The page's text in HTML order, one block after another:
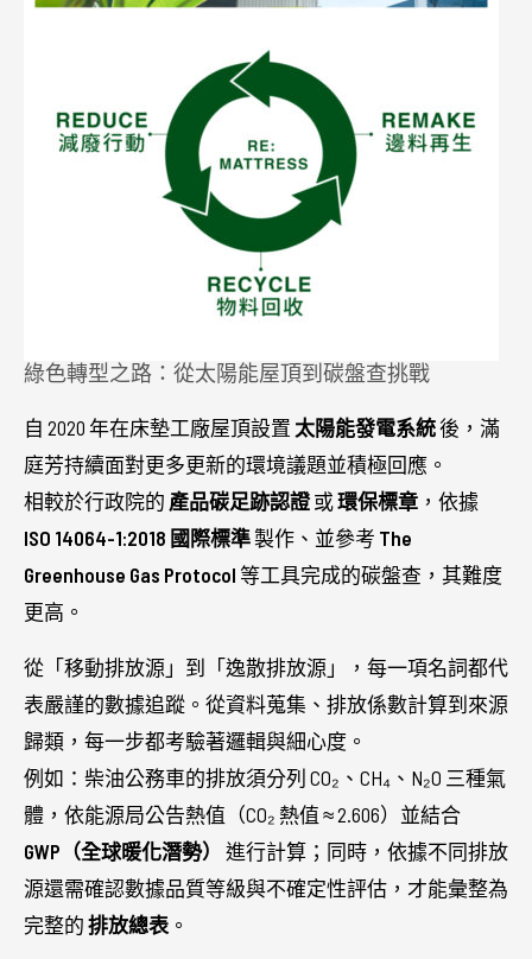
綠色轉型之路：從太陽能屋頂到碳盤查挑戰
自 2020 年在床墊工廠屋頂設置 太陽能發電系統後，滿
庭芳持續面對更多更新的環境議題並積極回應。
相較於行政院的 產品碳足跡認證或環保標章 ，依據
ISO 14064-1:2018 國際標準製作、並參考 The
Greenhouse Gas Protocol 等工具完成的碳盤查，其難度
更高。
從「移動排放源」到「逸散排放源」，每一項名詞都代
表嚴謹的數據追蹤。從資料蒐集、排放係數計算到來源
歸類，每一步都考驗著邏輯與細心度。
例如：柴油公務車的排放須分列 CO₂、CH₄、N₂O 三種氣
體，依能源局公告熱值（CO₂ 熱值 ≈ 2.606）並結合
GWP（全球暖化潛勢）
進行計算；同時，依據不同排放
源還需確認數據品質等級與不確定性評估，才能彙整為
完整的 排放總表 。